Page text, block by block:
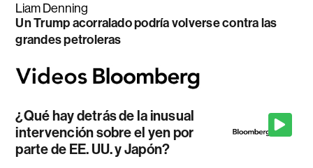
Liam Denning
Un Trump acorralado podría volverse contra las
grandes petroleras
¿Qué hay detrás de la inusual
intervención sobre el yen por
parte de EE. UU. y Japón?